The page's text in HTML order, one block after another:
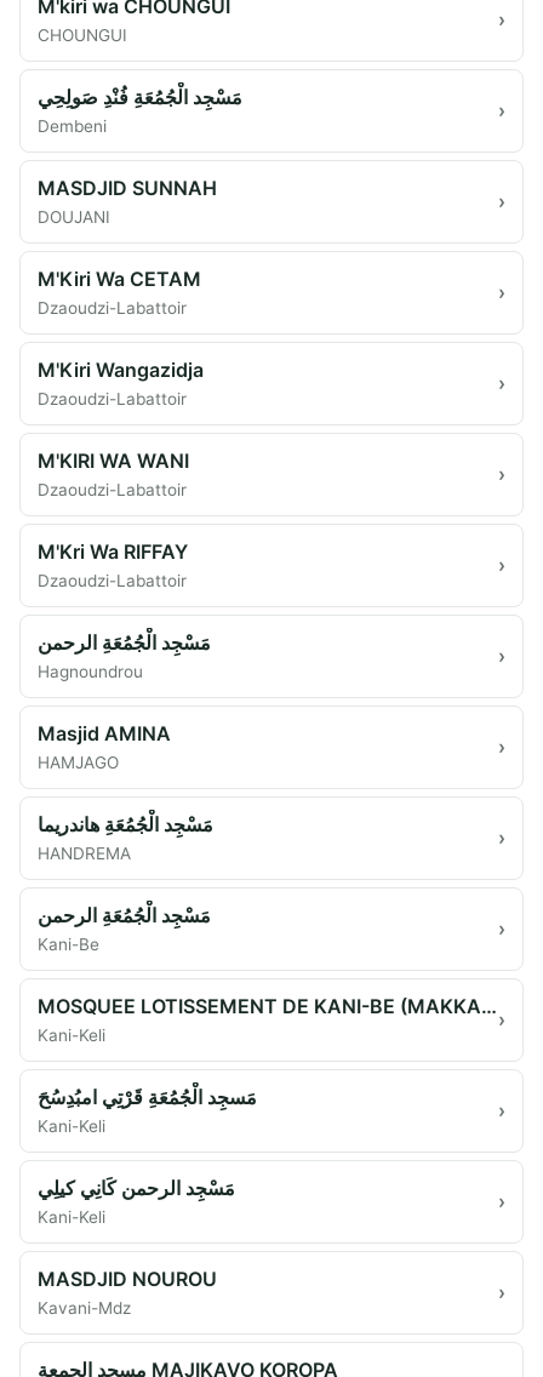
M'kiri wa CHOUNGUI
CHOUNGUI
›
مَسْجِد الْجُمُعَةِ فُنْدِ صَولِحِي
Dembeni
›
MASDJID SUNNAH
DOUJANI
›
M'Kiri Wa CETAM
Dzaoudzi-Labattoir
›
M'Kiri Wangazidja
Dzaoudzi-Labattoir
›
M'KIRI WA WANI
Dzaoudzi-Labattoir
›
M'Kri Wa RIFFAY
Dzaoudzi-Labattoir
›
مَسْجِد الْجُمُعَةِ الرحمن
Hagnoundrou
›
Masjid AMINA
HAMJAGO
›
مَسْجِد الْجُمُعَةِ هاندريما
HANDREMA
›
مَسْجِد الْجُمُعَةِ الرحمن
Kani-Be
›
MOSQUEE LOTISSEMENT DE KANI-BE (MAKKAH)
Kani-Keli
›
مَسجِد الْجُمُعَةِ قَرْتِي امبُدِسُحَ
Kani-Keli
›
مَسْجِد الرحمن كَانِي كيلِي
Kani-Keli
›
MASDJID NOUROU
Kavani-Mdz
›
مسجد الجمعة MAJIKAVO KOROPA